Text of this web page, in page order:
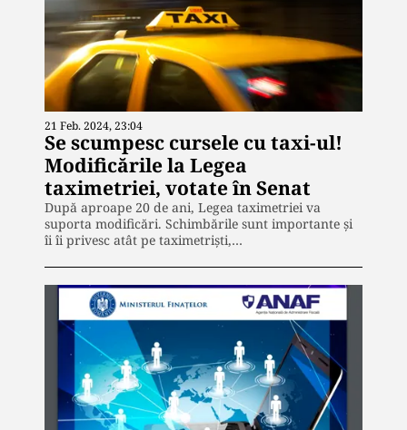
21 Feb. 2024, 23:04
Se scumpesc cursele cu taxi-ul!
Modificările la Legea
taximetriei, votate în Senat
După aproape 20 de ani, Legea taximetriei va
suporta modificări. Schimbările sunt importante și
îi îi privesc atât pe taximetriști,…